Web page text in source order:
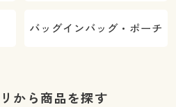
バッグインバッグ・ポーチ
から商品を探す